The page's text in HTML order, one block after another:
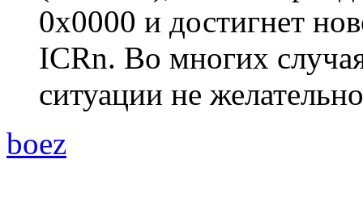
0x0000 и достигнет
ICRn. Во многих
ситуации не
boez